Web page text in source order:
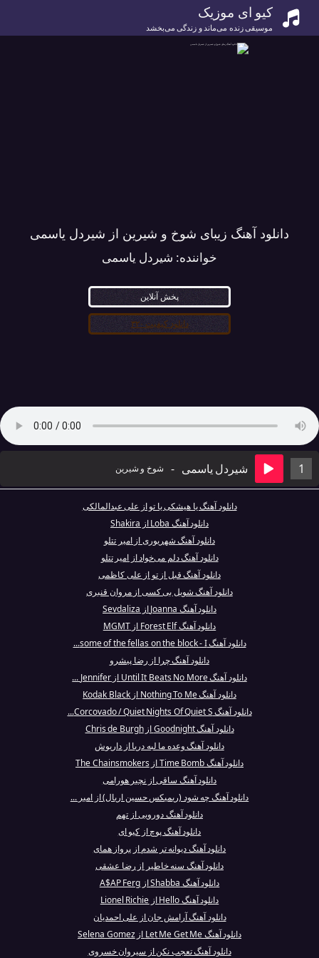
کیو ای موزیک
موسیقی زنده می‌ماند و زندگی می‌بخشد
دانلود آهنگ زیبای شوخ و شیرین از شیردل یاسمی
خواننده: شیردل یاسمی
پخش آنلاین
دانلود کیفیت ۳۲۰
1 شیردل یاسمی - شوخ و شیرین
دانلود آهنگ یا هیشکی یا تو از علی عبدالمالکی
دانلود آهنگ Loba از Shakira
دانلود آهنگ شهریوری از امیر تتلو
دانلود آهنگ دلم می‌خواد از امیر تتلو
دانلود آهنگ قبل از تو از علی کاظمی
دانلود آهنگ شویل بی کسی از مروان قنبری
دانلود آهنگ Joanna از Sevdaliza
دانلود آهنگ Forest Elf از MGMT
دانلود آهنگ some of the fellas on the block - I...
دانلود آهنگ چرا از رضا پیشرو
دانلود آهنگ Until It Beats No More از Jennifer ...
دانلود آهنگ Nothing To Me از Kodak Black
دانلود آهنگ Corcovado / Quiet Nights Of Quiet S...
دانلود آهنگ Goodnight از Chris de Burgh
دانلود آهنگ وعده ما لبه دریا از داریوش
دانلود آهنگ Time Bomb از The Chainsmokers
دانلود آهنگ ساقی از نچیر هورامی
دانلود آهنگ چه شود (ریمیکس حسین اریال) از امیر ...
دانلود آهنگ دورویی از تهم
دانلود آهنگ پوچ از کیو ای
دانلود آهنگ دیوانه تر شدم از پرواز همای
دانلود آهنگ سنه خاطیر از رضا عشقی
دانلود آهنگ Shabba از A$AP Ferg
دانلود آهنگ Hello از Lionel Richie
دانلود آهنگ آرامش جان از علی احمدیان
دانلود آهنگ Let Me Get Me از Selena Gomez
دانلود آهنگ تعجب نکن از سیروان خسروی